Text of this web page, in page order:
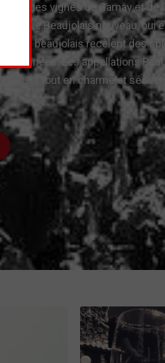
des vignes deGamayet de
LeBeaujolais nouveau, oui
du beaujolaisrecèlent des
Les appellations
aussi tout en charme et